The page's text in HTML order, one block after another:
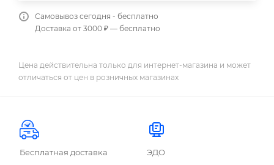
Самовывоз сегодня - бесплатно
Доставка от 3000 ₽ — бесплатно
Цена действительна только для интернет-магазина и может
отличаться от цен в розничных магазинах
Бесплатная доставка ЭДО